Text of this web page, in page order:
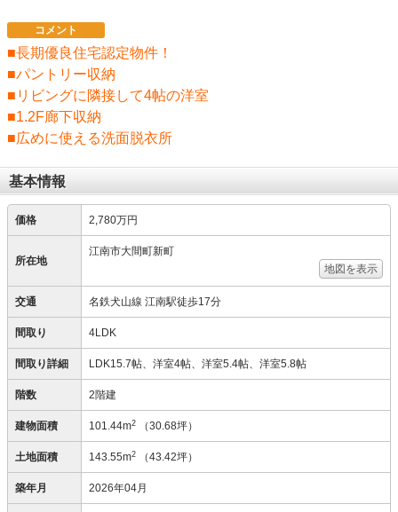
コメント
■長期優良住宅認定物件！
■パントリー収納
■リビングに隣接して4帖の洋室
■1.2F廊下収納
■広めに使える洗面脱衣所
基本情報
価格 2,780万円
所在地
江南市大間町新町
地図を表示
交通 名鉄犬山線 江南駅徒歩17分
間取り 4LDK
間取り詳細 LDK15.7帖、洋室4帖、洋室5.4帖、洋室5.8帖
階数 2階建
建物面積 101.44m2 （30.68坪）
土地面積 143.55m2 （43.42坪）
築年月 2026年04月